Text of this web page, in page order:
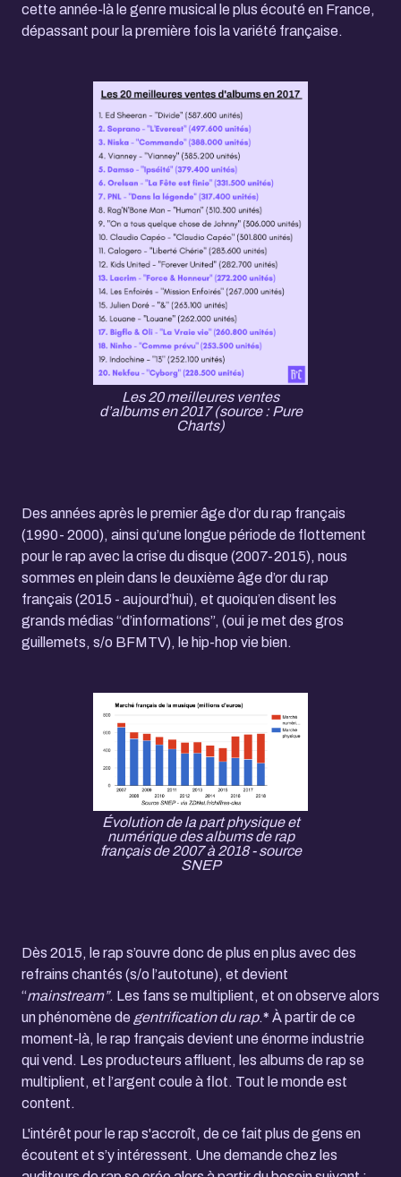
cette année-là le genre musical le plus écouté en France,
dépassant pour la première fois la variété française.
Les 20 meilleures ventes
d’albums en 2017 (source : Pure
Charts)
Des années après le premier âge d’or du rap français
(1990- 2000), ainsi qu’une longue période de flottement
pour le rap avec la crise du disque (2007-2015), nous
sommes en plein dans le deuxième âge d’or du rap
français (2015 - aujourd’hui), et quoiqu’en disent les
grands médias “d’informations”, (oui je met des gros
guillemets, s/o BFMTV), le hip-hop vie bien.
Évolution de la part physique et
numérique des albums de rap
français de 2007 à 2018 - source
SNEP
Dès 2015, le rap s’ouvre donc de plus en plus avec des
refrains chantés (s/o l’autotune), et devient
“mainstream”. Les fans se multiplient, et on observe alors
un phénomène de gentrification du rap.* À partir de ce
moment-là, le rap français devient une énorme industrie
qui vend. Les producteurs affluent, les albums de rap se
multiplient, et l’argent coule à flot. Tout le monde est
content.
L'intérêt pour le rap s'accroît, de ce fait plus de gens en
écoutent et s’y intéressent. Une demande chez les